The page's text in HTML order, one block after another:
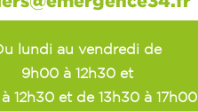
lundi au vendredi de
9h00 à 12h30 et
12h30 et de 13h30 à 17h00